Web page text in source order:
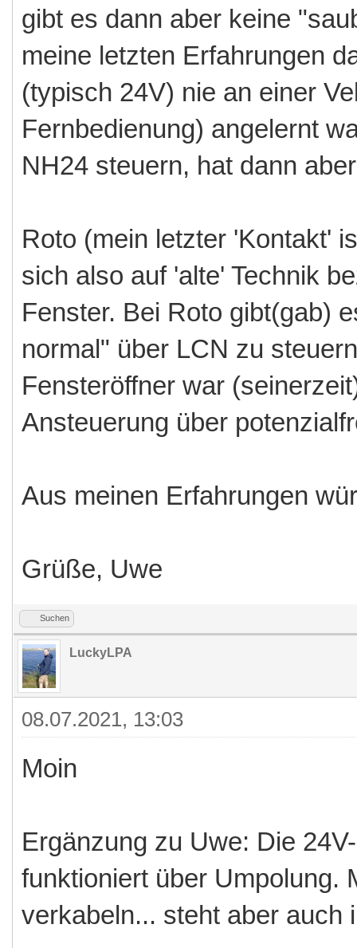
gibt es dann aber keine
meine letzten Erfahrungen
(typisch 24V) nie an einer
Fernbedienung) angelernt
NH24 steuern, hat dann
Roto (mein letzter 'Kontakt'
sich also auf 'alte' Technik
Fenster. Bei Roto gibt(gab)
normal" über LCN zu
Fensteröffner war
Ansteuerung über
Aus meinen Erfahrungen
Grüße, Uwe
Suchen
LuckyLPA
08.07.2021, 13:03
Moin
Ergänzung zu Uwe: Die
funktioniert über Umpolung.
verkabeln... steht aber auch